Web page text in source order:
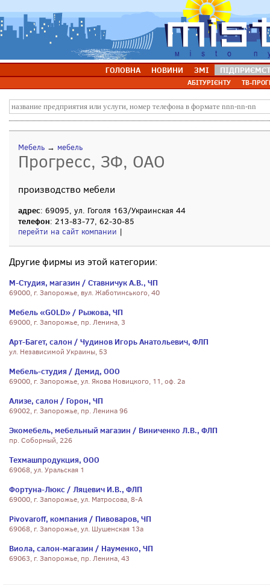
ГОЛОВНА НОВИНИ ЗМІ
АБІТУРІЄНТУ ТВ-
Мебель → мебель
Прогресс, ЗФ, ОАО
производство мебели
адрес: 69095, ул. Гоголя 163/Украинская 44
телефон: 213-83-77, 62-30-85
перейти на сайт компании |
Другие фирмы из этой категории:
М-Студия, магазин / Ставничук А.В., ЧП
69000, г. Запорожье, вул. Жаботинського, 40
Мебель «GOLD» / Рыжова, ЧП
69000, г. Запорожье, пр. Ленина, 3
Арт-Багет, салон / Чудинов Игорь Анатольевич, ФЛП
ул. Независимой Украины, 53
Мебель-студия / Демид, ООО
69000, г. Запорожье, ул. Якова Новицкого, 11, оф. 2а
Ализе, салон / Горон, ЧП
69002, г. Запорожье, пр. Ленина 96
Экомебель, мебельный магазин / Виниченко Л.В., ФЛП
пр. Соборный, 226
Техмашпродукция, ООО
69068, ул. Уральская 1
Фортуна-Люкс / Ляцевич И.В., ФЛП
69000, г. Запорожье, ул. Матросова, 8-А
Pivovaroff, компания / Пивоваров, ЧП
69068, г. Запорожье, ул. Шушенская 13а
Виола, салон-магазин / Науменко, ЧП
69063, г. Запорожье, пр. Ленина, 43